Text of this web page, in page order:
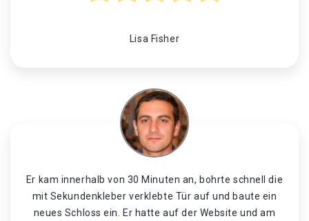
Lisa Fisher
Er kam innerhalb von 30 Minuten an, bohrte schnell die
mit Sekundenkleber verklebte Tür auf und baute ein
neues Schloss ein. Er hatte auf der Website und am